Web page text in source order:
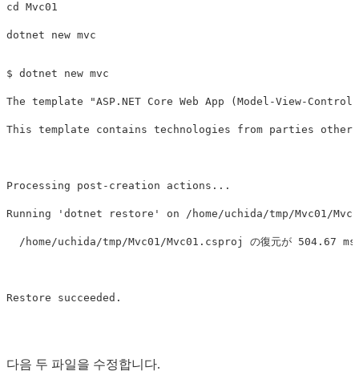
cd Mvc01
$ dotnet new mvc
The template "ASP.NET Core Web App (Model-View-
This template contains technologies from parties
Processing post-creation actions...
Running 'dotnet restore' on /home/uchida/tmp/Mvc01/
/home/uchida/tmp/Mvc01/Mvc01.csproj の復元が 504.67 ms
다음 두 파일을 수정합니다.